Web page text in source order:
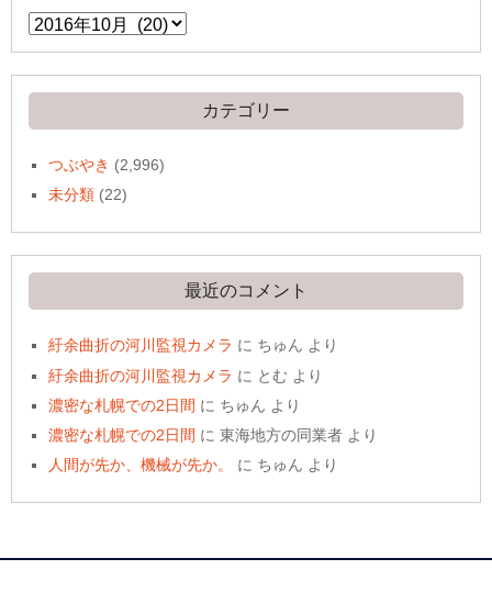
ア
ー
イ
ブ
カテゴリー
つぶやき (2,996)
未分類 (22)
最近のコメント
紆余曲折の河川監視カメラ に ちゅん より
紆余曲折の河川監視カメラ に とむ より
濃密な札幌での2日間 に ちゅん より
濃密な札幌での2日間 に東海地方の同業者 より
人間が先か、機械が先か。
に ちゅん より